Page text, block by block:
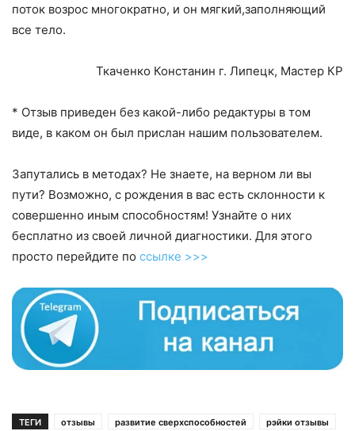
поток возрос многократно, и он мягкий,заполняющий
все тело.
Ткаченко Констанин г. Липецк, Мастер КР
* Отзыв приведен без какой-либо редактуры в том
виде, в каком он был прислан нашим пользователем.
Запутались в методах? Не знаете, на верном ли вы
пути? Возможно, с рождения в вас есть склонности к
совершенно иным способностям! Узнайте о них
бесплатно из своей личной диагностики. Для этого
просто перейдите по ссылке >>>
ТЕГИ отзывы развитие сверхспособностей рэйки отзывы